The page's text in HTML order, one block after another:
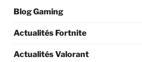
Blog Gaming
Actualités Fortnite
Actualités Valorant